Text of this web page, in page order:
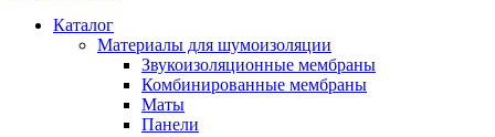
Каталог
Материалы для шумоизоляции
Звукоизоляционные мембраны
Комбинированные мембраны
Маты
Панели